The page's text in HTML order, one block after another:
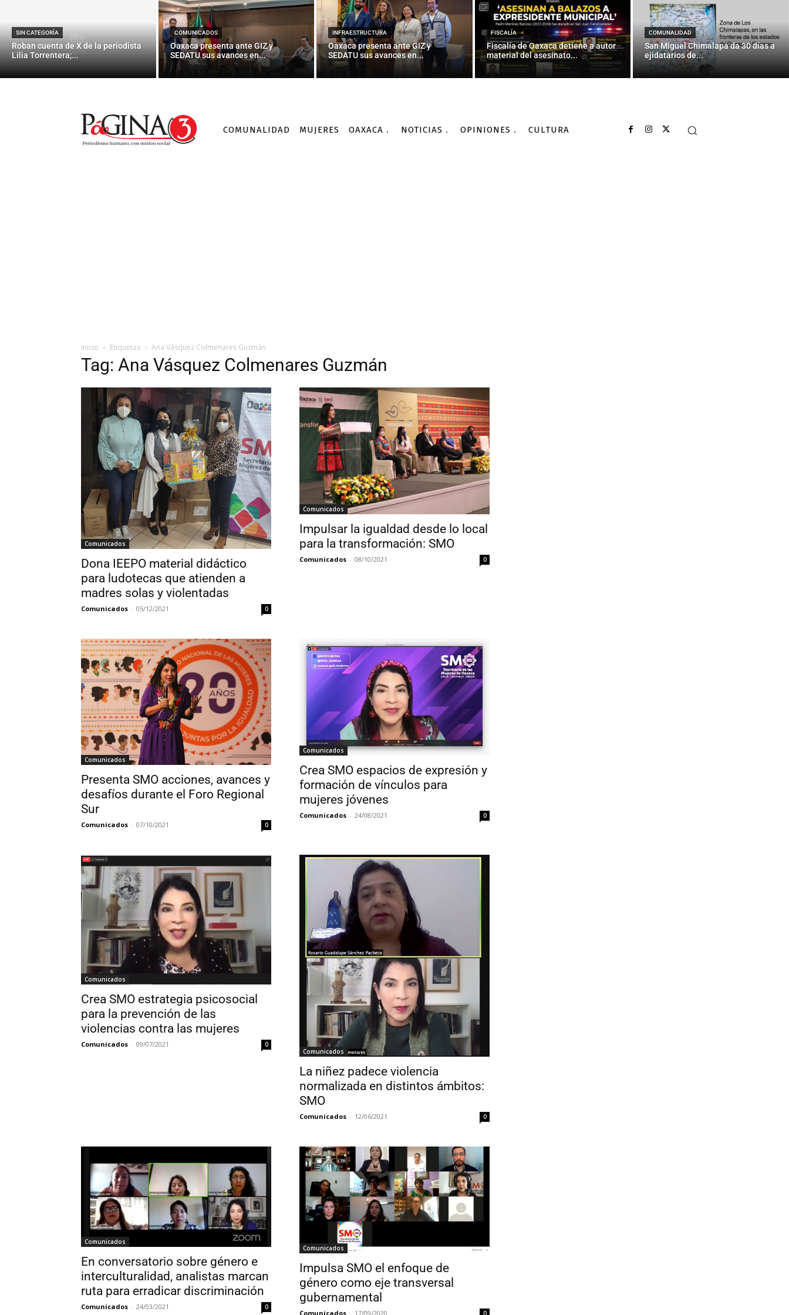
SIN CATEGORÍA
Roban cuenta de X de la periodista
Lilia Torrentera;...
COMUNICADOS
Oaxaca presenta ante GIZ y
SEDATU sus avances en...
INFRAESTRUCTURA
Oaxaca presenta ante GIZ y
SEDATU sus avances en...
FISCALÍA
Fiscalía de Oaxaca detiene a autor
material del asesinato...
COMUNALIDAD
San Miguel Chimalapa da 30 días a
ejidatarios de...
COMUNALIDAD MUJERES OAXACA NOTICIAS OPINIONES CULTURA
Inicio Etiquetas Ana Vásquez Colmenares Guzmán
Tag: Ana Vásquez Colmenares Guzmán
Comunicados
Dona IEEPO material didáctico
para ludotecas que atienden a
madres solas y violentadas
Comunicados - 05/12/2021 0
Comunicados
Impulsar la igualdad desde lo local
para la transformación: SMO
Comunicados - 08/10/2021 0
Comunicados
Presenta SMO acciones, avances y
desafíos durante el Foro Regional
Sur
Comunicados - 07/10/2021 0
Comunicados
Crea SMO espacios de expresión y
formación de vínculos para
mujeres jóvenes
Comunicados - 24/08/2021 0
Comunicados
Crea SMO estrategia psicosocial
para la prevención de las
violencias contra las mujeres
Comunicados - 09/07/2021
0
Comunicados
La niñez padece violencia
normalizada en distintos ámbitos:
SMO
Comunicados - 12/06/2021 0
Comunicados
En conversatorio sobre género e
interculturalidad, analistas marcan
ruta para erradicar discriminación
Comunicados - 24/03/2021 0
Comunicados
Impulsa SMO el enfoque de
género como eje transversal
gubernamental
Comunicados - 17/09/2020 0